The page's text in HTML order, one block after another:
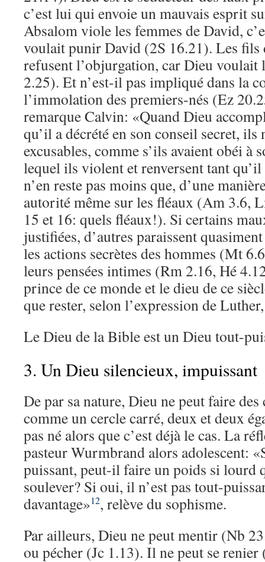
c’est lui qui envoie un mauvais esprit
Absalom viole les femmes de David,
voulait punir David (2S 16.21). Les fils
refusent l’objurgation, car Dieu
2.25). Et n’est-il pas impliqué dans la
l’immolation des premiers-nés (Ez
remarque Calvin: «Quand Dieu
qu’il a décrété en son conseil secret, ils
excusables, comme s’ils avaient obéi à
lequel ils violent et renversent tant
n’en reste pas moins que, d’une
autorité même sur les fléaux (Am 3.6,
15 et 16: quels fléaux!). Si certains
justifiées, d’autres paraissent
les actions secrètes des hommes (Mt
leurs pensées intimes (Rm 2.16, Hé
prince de ce monde et le dieu de ce
que rester, selon l’expression de
Le Dieu de la Bible est un Dieu tout-
3. Un Dieu silencieux, impuissant
De par sa nature, Dieu ne peut faire
comme un cercle carré, deux et deux
pas né alors que c’est déjà le cas. La
pasteur Wurmbrand alors adolescent:
puissant, peut-il faire un poids si lourd
soulever? Si oui, il n’est pas tout-
davantage»12, relève du sophisme.
Par ailleurs, Dieu ne peut mentir (Nb
ou pécher (Jc 1.13). Il ne peut se